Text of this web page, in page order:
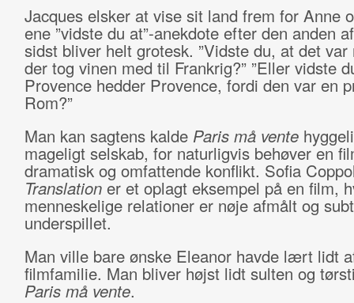
Jacques elsker at vise sit land frem for Anne
ene ”vidste du at”-anekdote efter den anden
sidst bliver helt grotesk. ”Vidste du, at det var
der tog vinen med til Frankrig?” ”Eller vidste
Provence hedder Provence, fordi den var en
Rom?”
Man kan sagtens kalde Paris må vente
mageligt selskab, for naturligvis behøver en
dramatisk og omfattende konflikt. Sofia
Translationer et oplagt eksempel på en film,
menneskelige relationer er nøje afmålt og
underspillet.
Man ville bare ønske Eleanor havde lært lidt
filmfamilie. Man bliver højst lidt sulten og
Paris må vente.